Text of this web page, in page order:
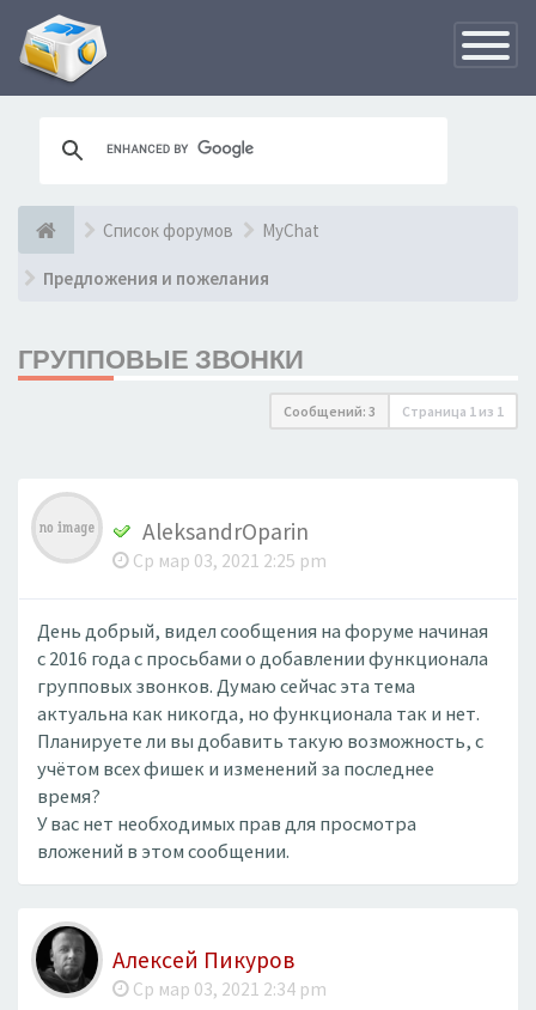
Список форумов MyChat
Предложения и пожелания
ГРУППОВЫЕ ЗВОНКИ
Сообщений: 3 Страница 1 из 1
AleksandrOparin
Ср мар 03, 2021 2:25 pm
День добрый, видел сообщения на форуме начиная
с 2016 года с просьбами о добавлении функционала
групповых звонков. Думаю сейчас эта тема
актуальна как никогда, но функционала так и нет.
Планируете ли вы добавить такую возможность, с
учётом всех фишек и изменений за последнее
время?
У вас нет необходимых прав для просмотра
вложений в этом сообщении.
Алексей Пикуров
Ср мар 03, 2021 2:34 pm